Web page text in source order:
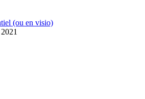
(ou en visio)